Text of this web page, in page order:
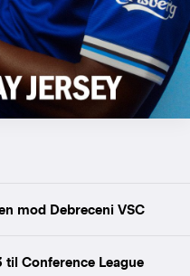
mod Debreceni VSC
til Conference League